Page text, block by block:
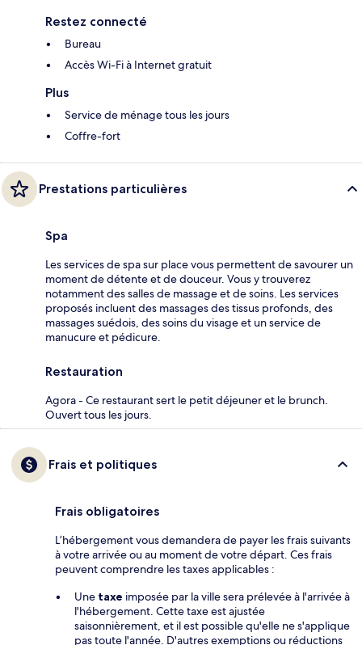
Restez connecté
Bureau
Accès Wi-Fi à Internet gratuit
Plus
Service de ménage tous les jours
Coffre-fort
Prestations particulières
Spa
Les services de spa sur place vous permettent de savourer un
moment de détente et de douceur. Vous y trouverez
notamment des salles de massage et de soins. Les services
proposés incluent des massages des tissus profonds, des
massages suédois, des soins du visage et un service de
manucure et pédicure.
Restauration
Agora - Ce restaurant sert le petit déjeuner et le brunch.
Ouvert tous les jours.
Frais et politiques
Frais obligatoires
L’hébergement vous demandera de payer les frais suivants
à votre arrivée ou au moment de votre départ. Ces frais
peuvent comprendre les taxes applicables :
Une taxe imposée par la ville sera prélevée à l'arrivée à
l'hébergement. Cette taxe est ajustée
saisonnièrement, et il est possible qu'elle ne s'applique
pas toute l'année. D'autres exemptions ou réductions